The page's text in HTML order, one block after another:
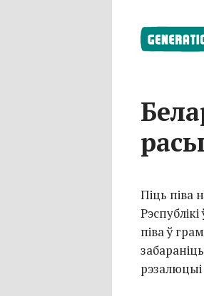
Піць піва
Рэспублікі
піва ў